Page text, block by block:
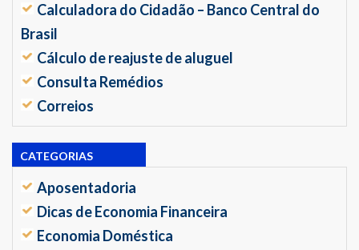
Calculadora do Cidadão – Banco Central do
Brasil
Cálculo de reajuste de aluguel
Consulta Remédios
Correios
CATEGORIAS
Aposentadoria
Dicas de Economia Financeira
Economia Doméstica